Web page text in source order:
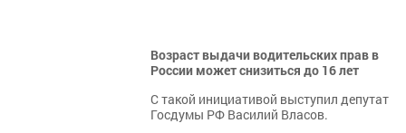
Возраст выдачи водительских прав в
России может снизиться до 16 лет
С такой инициативой выступил депутат
Госдумы РФ Василий Власов.